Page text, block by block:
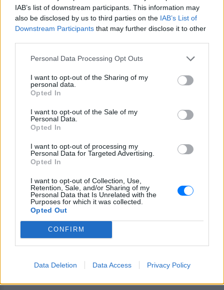
IAB’s list of downstream participants. This information may
also be disclosed by us to third parties on the IAB’s List of
Downstream Participants that may further disclose it to other
Personal Data Processing Opt Outs
I want to opt-out of the Sharing of my
personal data.
Opted In
I want to opt-out of the Sale of my
Personal Data.
Opted In
I want to opt-out of processing my
Personal Data for Targeted Advertising.
Opted In
I want to opt-out of Collection, Use,
Retention, Sale, and/or Sharing of my
Personal Data that Is Unrelated with the
Purposes for which it was collected.
Opted Out
CONFIRM
Data Deletion Data Access Privacy Policy
ΔΕΙΤΕ ΕΠΙΣΗΣ
ΣΤΗΝ ΙΔΙΑ ΚΑΤΗΓΟΡΙΑ
στην Κέρκυρα: «Θα σηκωθώ πιο
δυνατός»
Ο ηθοποιός και χορευτής μοιράστηκε
στο Instagram μια φωτογραφία από
πρόσφατη εξέτασή του, με ένα μήνυμα
θάρρους
Φοβερή ιστορία στον ΟΦΗ:
Ένας κάτοχος εισιτηρίου
διαρκείας είναι μόλις 2 μηνών
Οπαδός από κούνια κυριολεκτικά στον